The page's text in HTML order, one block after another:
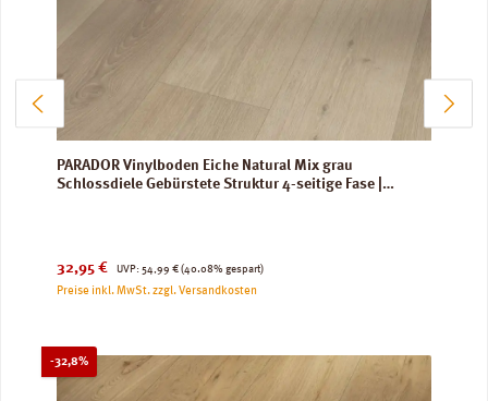
PARADOR Vinylboden Eiche Natural Mix grau
Schlossdiele Gebürstete Struktur 4-seitige Fase |
Verkaufspreis:
32,95 € UVP:
Regulärer Preis:
54,99 € (40.08% gespart)
Preise inkl. MwSt. zzgl. Versandkosten
-32,8%Rabatt